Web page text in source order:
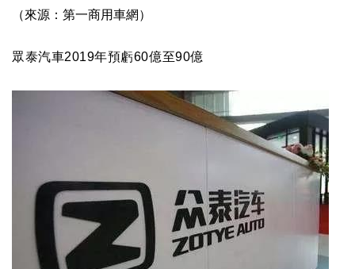
（來源：第一商用車網）
眾泰汽車2019年預虧60億至90億